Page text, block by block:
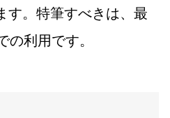
す。特筆すべきは、最
利用です。